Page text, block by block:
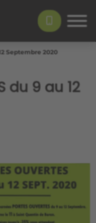
Septembre 2020
du 9 au 12